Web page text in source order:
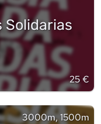
Solidarias
25 €
3000m, 1500m